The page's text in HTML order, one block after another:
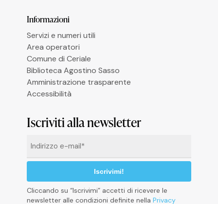
Informazioni
Servizi e numeri utili
Area operatori
Comune di Ceriale
Biblioteca Agostino Sasso
Amministrazione trasparente
Accessibilità
Iscriviti alla newsletter
Cliccando su “Iscrivimi” accetti di ricevere le
newsletter alle condizioni definite nella Privacy